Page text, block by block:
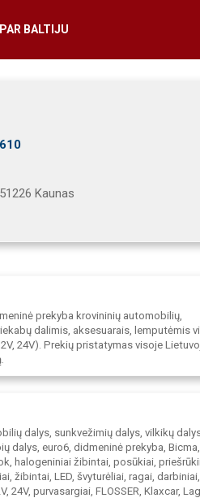
PAR BALTIJU
Kaunas
prekyba krovininių automobilių,
dalimis, aksesuarais, lemputėmis
24V). Prekių pristatymas visoje
dalys, sunkvežimių dalys, vilkikų
dalys, euro6, didmeninė prekyba, Bicma,
halogeniniai žibintai, posūkiai,
žibintai, LED, švyturėliai, ragai, darbiniai,
24V, purvasargiai, FLOSSER, Klaxcar,